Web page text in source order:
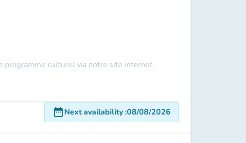
programme culturel via notre site internet.
date_rangeNext availability:08/08/2026